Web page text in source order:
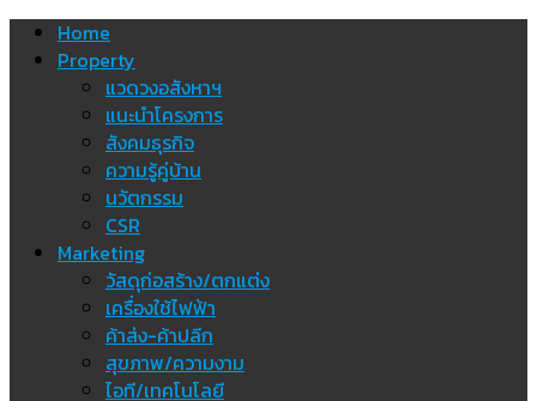
Skip Home
Property
แวดวงอสังหาฯ
แนะนำโครงการ
สังคมธุรกิจ
ความรู้คู่บ้าน
นวัตกรรม
CSR
Marketing
วัสดุก่อสร้าง/ตกแต่ง
เครื่องใช้ไฟฟ้า
ค้าส่ง-ค้าปลีก
สุขภาพ/ความงาม
ไอที/เทคโนโลยี